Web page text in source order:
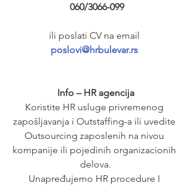
060/3066-099
ili poslati CV na email
poslovi@hrbulevar.rs
Info – HR agencija
Koristite HR usluge privremenog
zapošljavanja i Outstaffing-a ili uvedite
Outsourcing zaposlenih na nivou
kompanije ili pojedinih organizacionih
delova.
Unapređujemo HR procedure I